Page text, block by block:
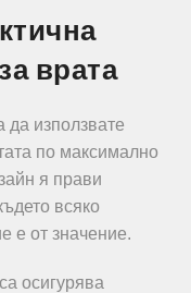
врата
да използвате
по максимално
я прави
всяко
е от значение.
осигурява